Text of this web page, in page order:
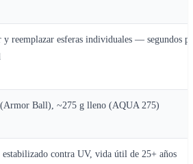
y reemplazar esferas individuales — segundos
Ball), ~275 g lleno (AQUA 275)
contra UV, vida útil de 25+ años